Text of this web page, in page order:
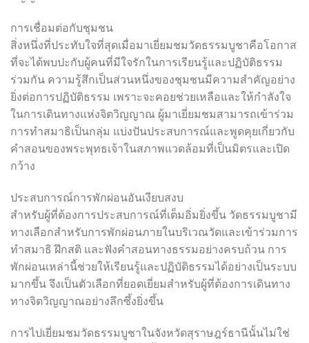
การเชื่อมต่อกับชุมชน
สิ่งหนึ่งที่ประทับใจที่สุดเมื่อมาเยี่ยมชมวัดธรรมบูชาคือโอกาส
ที่จะได้พบปะกับผู้คนที่มีใจรักในการเรียนรู้และปฏิบัติธรรม
ร่วมกัน ความรู้สึกเป็นส่วนหนึ่งของชุมชนมีความสำคัญอย่าง
ยิ่งต่อการปฏิบัติธรรม เพราะจะคอยช่วยเหลือและให้กำลังใจ
ในการเดินทางแห่งจิตวิญญาณ ผู้มาเยี่ยมชมสามารถเข้าร่วม
การทำสมาธิเป็นกลุ่ม แบ่งปันประสบการณ์และพูดคุยเกี่ยวกับ
คำสอนของพระพุทธเจ้าในสภาพแวดล้อมที่เป็นมิตรและเปิด
กว้าง
ประสบการณ์การพักผ่อนอันเงียบสงบ
สำหรับผู้ที่ต้องการประสบการณ์ที่เต็มอิ่มยิ่งขึ้น วัดธรรมบูชามี
ทางเลือกสำหรับการพักผ่อนภายในบริเวณวัดและเข้าร่วมการ
ทำสมาธิ ฝึกสติ และฟังคำสอนทางธรรมอย่างครบถ้วน การ
พักผ่อนเหล่านี้ช่วยให้เรียนรู้และปฏิบัติธรรมได้อย่างเป็นระบบ
มากขึ้น จึงเป็นตัวเลือกที่ยอดเยี่ยมสำหรับผู้ที่ต้องการเดินทาง
ทางจิตวิญญาณอย่างลึกซึ้งยิ่งขึ้น
การไปเยี่ยมชมวัดธรรมบูชาในจังหวัดสุราษฎร์ธานีนั้นไม่ใช่